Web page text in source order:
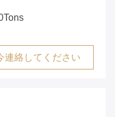
連絡してください